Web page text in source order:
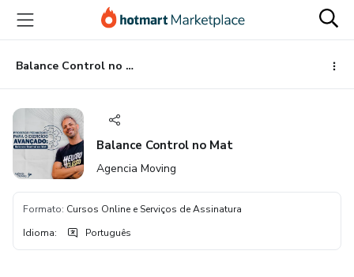
para
conteúdo
principal
para
pagamento
para
rodapé
Balance Control no Mat
Balance Control no Mat
Agencia Moving
Formato: Cursos Online e Serviços de Assinatura
Idioma: Português